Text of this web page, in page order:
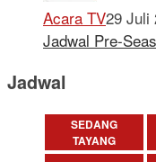
Acara TV29 Juli
Jadwal Pre-
Jadwal
SEDANG
TAYANG